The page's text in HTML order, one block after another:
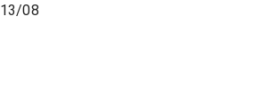
13/08